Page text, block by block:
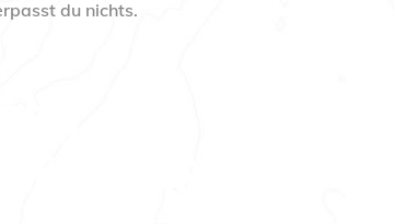
du nichts.